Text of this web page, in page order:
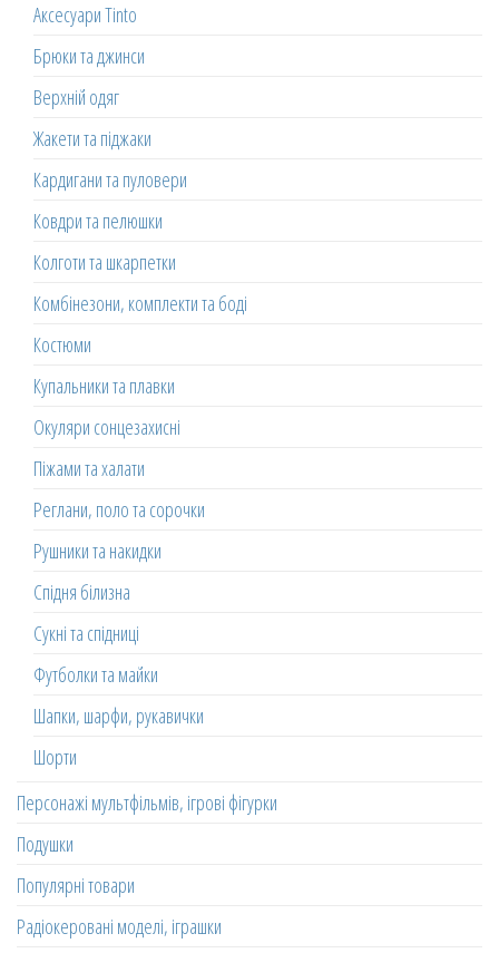
Аксесуари Tinto
Брюки та джинси
Верхній одяг
Жакети та піджаки
Кардигани та пуловери
Ковдри та пелюшки
Колготи та шкарпетки
Комбінезони, комплекти та боді
Костюми
Купальники та плавки
Окуляри сонцезахисні
Піжами та халати
Реглани, поло та сорочки
Рушники та накидки
Спідня білизна
Сукні та спідниці
Футболки та майки
Шапки, шарфи, рукавички
Шорти
Персонажі мультфільмів, ігрові фігурки
Подушки
Популярні товари
Радіокеровані моделі, іграшки